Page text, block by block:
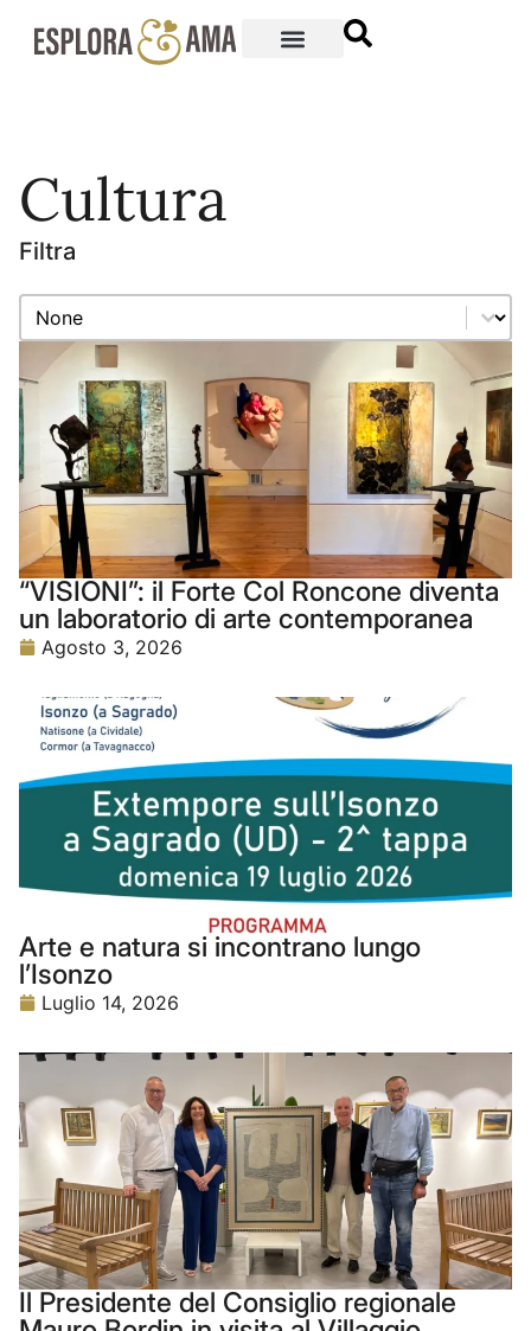
Cultura
Filtra
Filtra
Filtra
“VISIONI”: il Forte Col Roncone diventa
un laboratorio di arte contemporanea
Agosto 3, 2026
Arte e natura si incontrano lungo
l’Isonzo
Luglio 14, 2026
Il Presidente del Consiglio regionale